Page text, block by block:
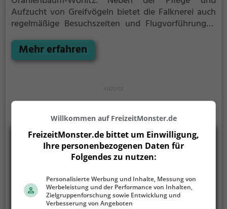
Aufzucht von Greifvögeln bietet die Falknerei auch
regelmäßige Besuchszeiten und Flugvorführungen
du auf der Website
Mehr erfahren
Willkommen auf FreizeitMonster.de
FreizeitMonster.de bittet um Einwilligung,
Ihre personenbezogenen Daten für
Folgendes zu nutzen:
Personalisierte Werbung und Inhalte, Messung von
Werbeleistung und der Performance von Inhalten,
Zielgruppenforschung sowie Entwicklung und
Verbesserung von Angeboten